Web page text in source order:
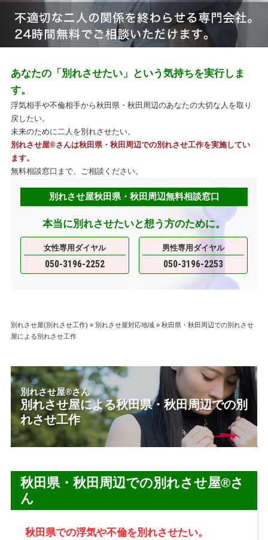
あなたの「別れさせたい」という気持ちを実行しま
す。
浮気相手や不倫相手から秋田県・秋田周辺のあなたの大切な人を取り
戻したい。
未来のために二人を別れさせたい。
別れさせ屋®さんは秋田県・秋田周辺での別れさせ工作を実施してい
ます。
無料相談窓口まで、ご相談ください。
別れさせ屋秋田県・秋田周辺無料相談窓口
本当に別れさせたいと想う方のために。
女性専用ダイヤル
050-3196-2252
男性専用ダイヤル
050-3196-2253
別れさせ屋(別れさせ工作) » 別れさせ屋対応地域 » 秋田県・秋田周辺での別れさせ
屋による別れさせ工作
別れさせ屋®さん
別れさせ屋による秋田県・秋田周辺での別
れさせ工作
秋田県・秋田周辺での別れさせ屋®さ
ん
秋田県での浮気や不倫を別れさせたい。